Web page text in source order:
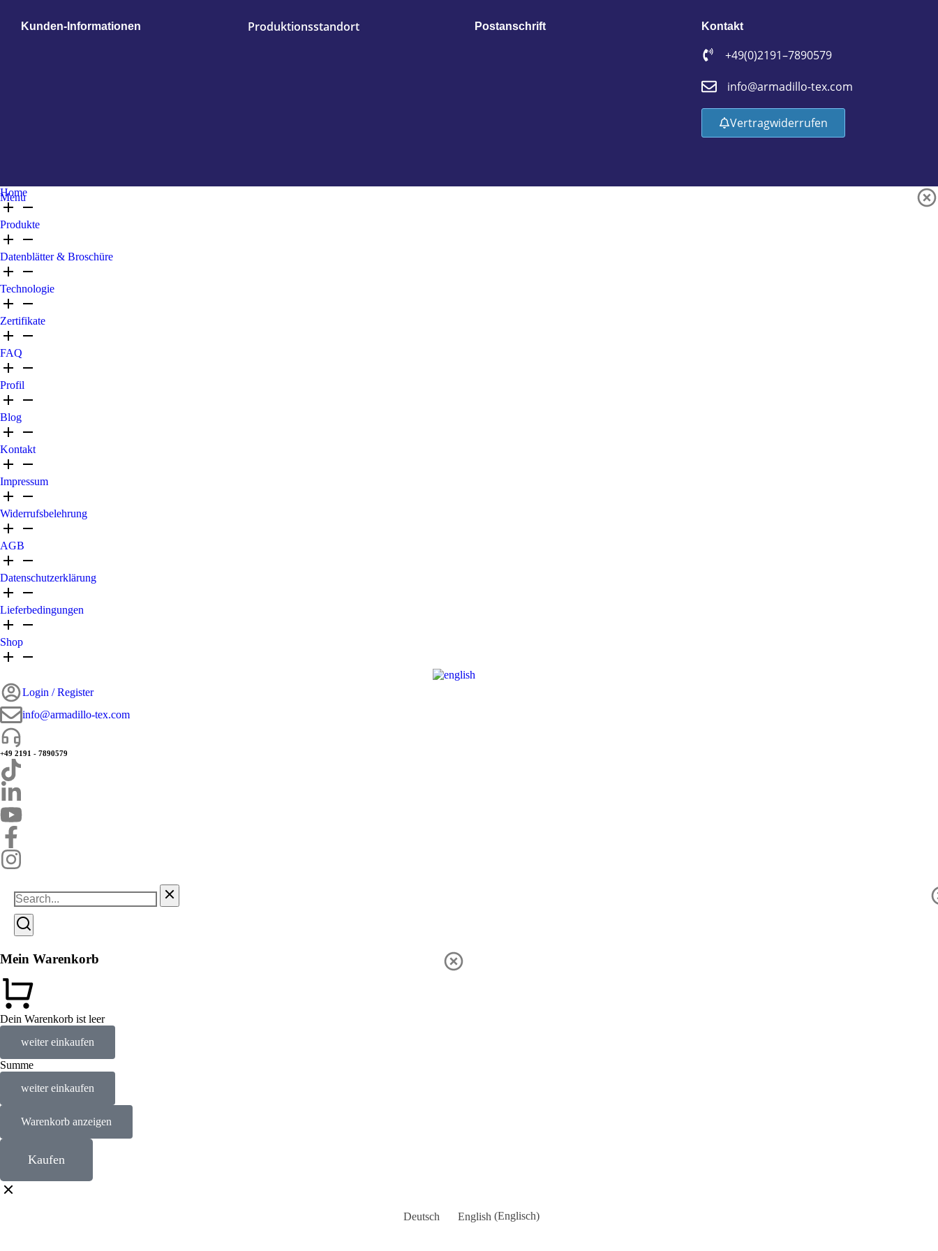
Kunden-Informationen Produktionsstandort Postanschrift Kontakt
+49 (0)2191 – 7890579
info@armadillo-tex.com
Vertrag widerrufen
Menu
Home
Produkte
Datenblätter & Broschüre
Technologie
Zertifikate
FAQ
Profil
Blog
Kontakt
Impressum
Widerrufsbelehrung
AGB
Datenschutzerklärung
Lieferbedingungen
Shop
Login / Register
info@armadillo-tex.com
+49 2191 - 7890579
Mein Warenkorb
Dein Warenkorb ist leer
weiter einkaufen
Summe
weiter einkaufen
Warenkorb anzeigen
Kaufen
Deutsch English (Englisch)